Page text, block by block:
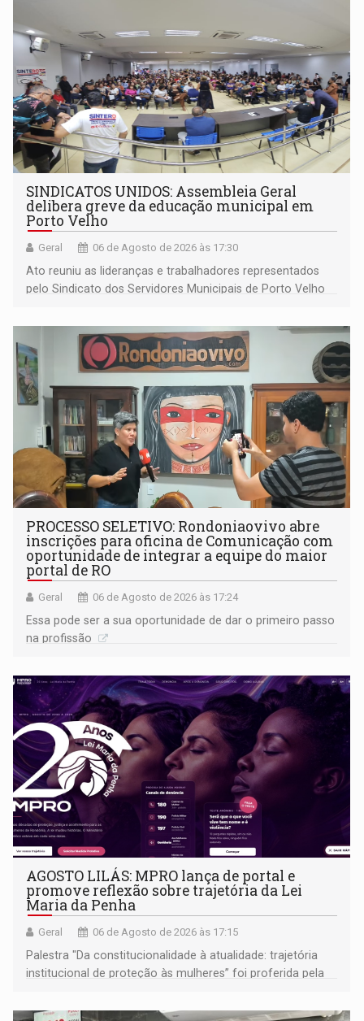
SINDICATOS UNIDOS: Assembleia Geral
delibera greve da educação municipal em
Porto Velho
Geral 06 de Agosto de 2026 às 17:30
Ato reuniu as lideranças e trabalhadores representados
pelo Sindicato dos Servidores Municipais de Porto Velho
PROCESSO SELETIVO: Rondoniaovivo abre
inscrições para oficina de Comunicação com
oportunidade de integrar a equipe do maior
portal de RO
Geral 06 de Agosto de 2026 às 17:24
Essa pode ser a sua oportunidade de dar o primeiro passo
na profissão
AGOSTO LILÁS: MPRO lança de portal e
promove reflexão sobre trajetória da Lei
Maria da Penha
Geral 06 de Agosto de 2026 às 17:15
Palestra "Da constitucionalidade à atualidade: trajetória
institucional de proteção às mulheres” foi proferida pela
Goiás